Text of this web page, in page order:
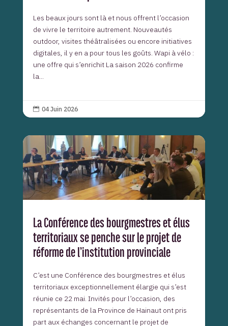
Les beaux jours sont là et nous offrent l’occasion
de vivre le territoire autrement. Nouveautés
outdoor, visites théâtralisées ou encore initiatives
digitales, il y en a pour tous les goûts. Wapi à vélo :
une offre qui s’enrichit La saison 2026 confirme
la...
 04 Juin 2026
La Conférence des bourgmestres et élus
territoriaux se penche sur le projet de
réforme de l’institution provinciale
C’est une Conférence des bourgmestres et élus
territoriaux exceptionnellement élargie qui s’est
réunie ce 22 mai. Invités pour l’occasion, des
représentants de la Province de Hainaut ont pris
part aux échanges concernant le projet de